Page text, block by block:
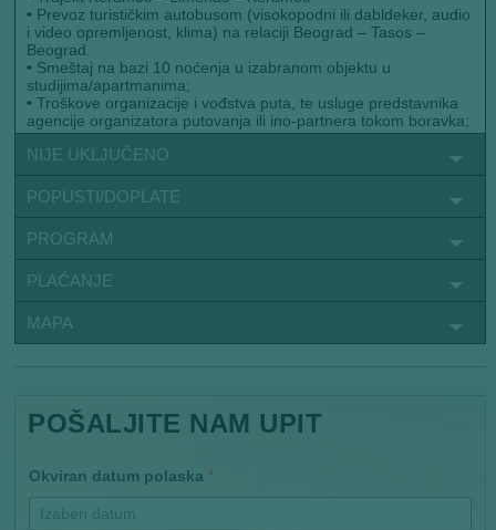
• Prevoz turističkim autobusom (visokopodni ili dabldeker, audio
i video opremljenost, klima) na relaciji Beograd – Tasos –
Beograd.
• Smeštaj na bazi 10 noćenja u izabranom objektu u
studijima/apartmanima;
•Troškove organizacije i vođstva puta, te usluge predstavnika
agencije organizatora putovanja ili ino-partnera tokom boravka;
NIJE UKLJUČENO
POPUSTI/DOPLATE
PROGRAM
PLAĆANJE
MAPA
POŠALJITE NAM UPIT
Okviran datum polaska *